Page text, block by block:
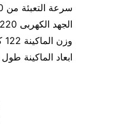
سرعة التعبئة من 20 الي 40 عبوه بالدقيقة
الجهد الكهربى 220 فولت و يمكن ضبط الفولت حسب الكهرباء المتاحه 1.2 كيلو وات
وزن الماكينة 122 كيلوجرام تقريبى
ابعاد الماكينة طول 72 × عرض 80.5 × 155 سم تقريبي